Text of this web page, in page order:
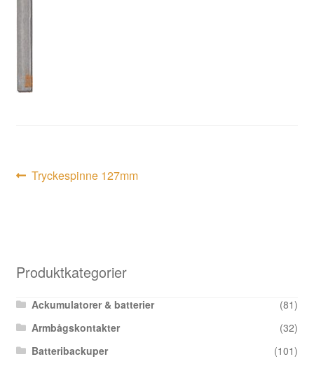
Inläggsnavigering
Föregående
Tryckespinne 127mm
Produktkategorier
Ackumulatorer & batterier
(81)
Armbågskontakter
(32)
Batteribackuper
(101)